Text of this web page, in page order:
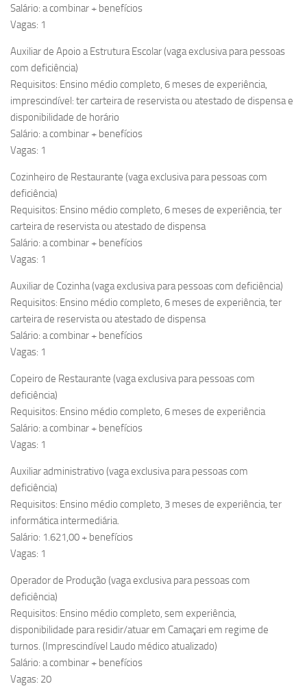
Salário: a combinar + benefícios
Vagas: 1
Auxiliar de Apoio a Estrutura Escolar (vaga exclusiva para pessoas
com deficiência)
Requisitos: Ensino médio completo, 6 meses de experiência,
imprescindível: ter carteira de reservista ou atestado de dispensa e
disponibilidade de horário
Salário: a combinar + benefícios
Vagas: 1
Cozinheiro de Restaurante (vaga exclusiva para pessoas com
deficiência)
Requisitos: Ensino médio completo, 6 meses de experiência, ter
carteira de reservista ou atestado de dispensa
Salário: a combinar + benefícios
Vagas: 1
Auxiliar de Cozinha (vaga exclusiva para pessoas com deficiência)
Requisitos: Ensino médio completo, 6 meses de experiência, ter
carteira de reservista ou atestado de dispensa
Salário: a combinar + benefícios
Vagas: 1
Copeiro de Restaurante (vaga exclusiva para pessoas com
deficiência)
Requisitos: Ensino médio completo, 6 meses de experiência
Salário: a combinar + benefícios
Vagas: 1
Auxiliar administrativo (vaga exclusiva para pessoas com
deficiência)
Requisitos: Ensino médio completo, 3 meses de experiência, ter
informática intermediária.
Salário: 1.621,00 + benefícios
Vagas: 1
Operador de Produção (vaga exclusiva para pessoas com
deficiência)
Requisitos: Ensino médio completo, sem experiência,
disponibilidade para residir/atuar em Camaçari em regime de
turnos. (Imprescindível Laudo médico atualizado)
Salário: a combinar + benefícios
Vagas: 20